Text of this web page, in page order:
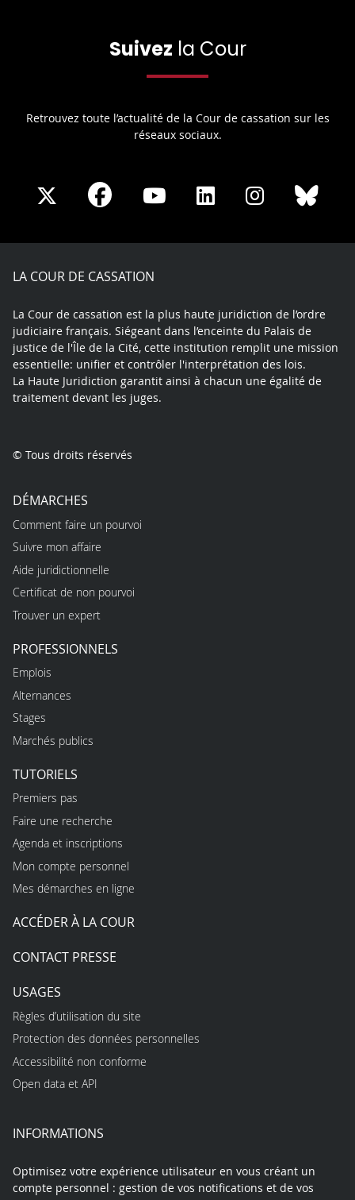
Suivez la Cour
Retrouvez toute l’actualité de la Cour de cassation sur les
réseaux sociaux.
Share
X
Share
Facebook
Share
Youtube
Share
LinkedIn
Share
Instagram
LA COUR DE CASSATION
La Cour de cassation est la plus haute juridiction de l’ordre
judiciaire français. Siégeant dans l’enceinte du Palais de
justice de l'Île de la Cité, cette institution remplit une mission
essentielle: unifier et contrôler l'interprétation des lois.
La Haute Juridiction garantit ainsi à chacun une égalité de
traitement devant les juges.
© Tous droits réservés
DÉMARCHES
Comment faire un pourvoi
Suivre mon affaire
Aide juridictionnelle
Certificat de non pourvoi
Trouver un expert
PROFESSIONNELS
Emplois
Alternances
Stages
Marchés publics
TUTORIELS
Premiers pas
Faire une recherche
Agenda et inscriptions
Mon compte personnel
Mes démarches en ligne
ACCÉDER À LA COUR
CONTACT PRESSE
USAGES
Règles d’utilisation du site
Protection des données personnelles
Accessibilité non conforme
Open data et API
INFORMATIONS
Optimisez votre expérience utilisateur en vous créant un
compte personnel : gestion de vos notifications et de vos